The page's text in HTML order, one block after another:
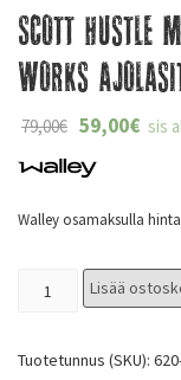
Scott Hustle
works
79,00€ 59,00€ sis
Walley osamaksulla
Lisää
Tuotetunnus (SKU):